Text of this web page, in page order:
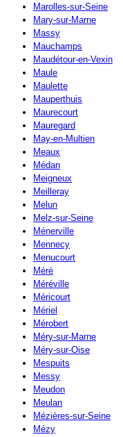
Marolles-sur-Seine
Mary-sur-Marne
Massy
Mauchamps
Maudétour-en-Vexin
Maule
Maulette
Mauperthuis
Maurecourt
Mauregard
May-en-Multien
Meaux
Médan
Meigneux
Meilleray
Melun
Melz-sur-Seine
Ménerville
Mennecy
Menucourt
Méré
Méréville
Méricourt
Mériel
Mérobert
Méry-sur-Marne
Méry-sur-Oise
Mespuits
Messy
Meudon
Meulan
Mézières-sur-Seine
Mézy